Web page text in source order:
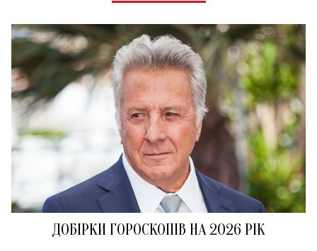
ДОБІРКИ ГОРОСКОПІВ НА 2026 РІК